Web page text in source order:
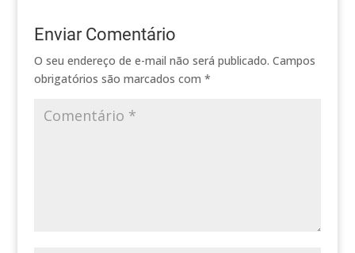
Enviar Comentário
O seu endereço de e-mail não será publicado. Campos
obrigatórios são marcados com *